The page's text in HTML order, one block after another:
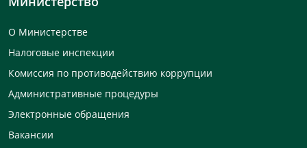
О Министерстве
Налоговые инспекции
Комиссия по противодействию коррупции
Административные процедуры
Электронные обращения
Вакансии